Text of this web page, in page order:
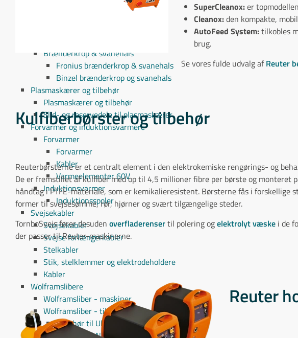
Brænderkrop & svanehals
Fronius brænderkrop & svanehals
Binzel brænderkrop og svanehals
Plasmaskærer og tilbehør
Plasmaskærer og tilbehør
Slid- og reservedele til plasmaskærer
Forvarmer og induktionsvarmere
Forvarmer
Forvarmer
Kabler
Varmeelementer 60V
Induktionsvarmer
Induktionsspoler
Svejsekabler
Svejsekabler
Svejse forlængerkabler
Stelkabler
Stik, stelklemmer og elektrodeholdere
Kabler
Wolframslibere
Wolframsliber - maskiner
Wolframsliber - tilbehør
Tilbehør til Ultima-TIG
Tilbehør til Neutrix
SuperCleanox:er
Cleanox:den kompakte,
AutoFeed System:tilkobles
brug.
Se vores fulde udvalg afReuter
Kulfiberbørster og tilbehør
Reuterbørsterne er et centralt element i den elektrokemiske rengørings- og
De er fremstillet af kulfiber med op til 4,5 millioner fibre per børste og monteret
håndtag i PTFE-materiale, som er kemikalieresistent. Børsterne fås i forskellige
former til svejsesømme, rør, hjørner og svært tilgængelige steder.
TornboSvejs fører desuden overfladerensertil polering ogelektrolyt væske i de
der passer til Reuter-maskinerne.
Reuter